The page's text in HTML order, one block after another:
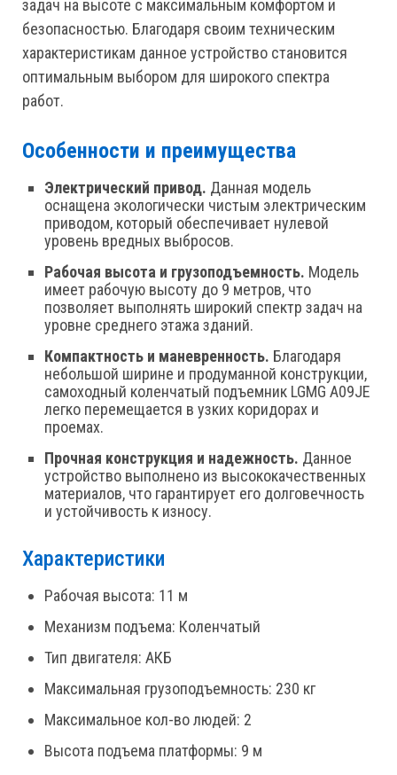
задач на высоте с максимальным комфортом и
безопасностью. Благодаря своим техническим
характеристикам данное устройство становится
оптимальным выбором для широкого спектра
работ.
Особенности и преимущества
Электрический привод. Данная модель
оснащена экологически чистым электрическим
приводом, который обеспечивает нулевой
уровень вредных выбросов.
Рабочая высота и грузоподъемность. Модель
имеет рабочую высоту до 9 метров, что
позволяет выполнять широкий спектр задач на
уровне среднего этажа зданий.
Компактность и маневренность. Благодаря
небольшой ширине и продуманной конструкции,
самоходный коленчатый подъемник LGMG A09JE
легко перемещается в узких коридорах и
проемах.
Прочная конструкция и надежность. Данное
устройство выполнено из высококачественных
материалов, что гарантирует его долговечность
и устойчивость к износу.
Характеристики
Рабочая высота: 11 м
Механизм подъема: Коленчатый
Тип двигателя: АКБ
Максимальная грузоподъемность: 230 кг
Максимальное кол-во людей: 2
Высота подъема платформы: 9 м